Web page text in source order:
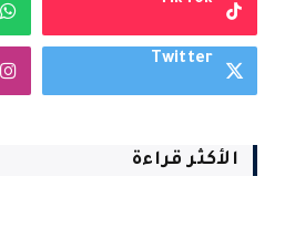
Twitter
الأكثر قراءة